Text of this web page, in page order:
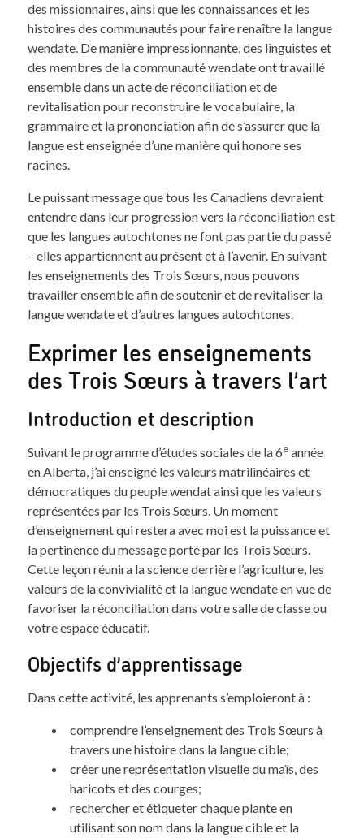
des missionnaires, ainsi que les connaissances et les
histoires des communautés pour faire renaître la langue
wendate. De manière impressionnante, des linguistes et
des membres de la communauté wendate ont travaillé
ensemble dans un acte de réconciliation et de
revitalisation pour reconstruire le vocabulaire, la
grammaire et la prononciation afin de s’assurer que la
langue est enseignée d’une manière qui honore ses
racines.
Le puissant message que tous les Canadiens devraient
entendre dans leur progression vers la réconciliation est
que les langues autochtones ne font pas partie du passé
– elles appartiennent au présent et à l’avenir. En suivant
les enseignements des Trois Sœurs, nous pouvons
travailler ensemble afin de soutenir et de revitaliser la
langue wendate et d’autres langues autochtones.
Exprimer les enseignements
des Trois Sœurs à travers l’art
Introduction et description
Suivant le programme d’études sociales de la 6e année
en Alberta, j’ai enseigné les valeurs matrilinéaires et
démocratiques du peuple wendat ainsi que les valeurs
représentées par les Trois Sœurs. Un moment
d’enseignement qui restera avec moi est la puissance et
la pertinence du message porté par les Trois Sœurs.
Cette leçon réunira la science derrière l’agriculture, les
valeurs de la convivialité et la langue wendate en vue de
favoriser la réconciliation dans votre salle de classe ou
votre espace éducatif.
Objectifs d’apprentissage
Dans cette activité, les apprenants s’emploieront à :
comprendre l’enseignement des Trois Sœurs à
travers une histoire dans la langue cible;
créer une représentation visuelle du maïs, des
haricots et des courges;
rechercher et étiqueter chaque plante en
utilisant son nom dans la langue cible et la